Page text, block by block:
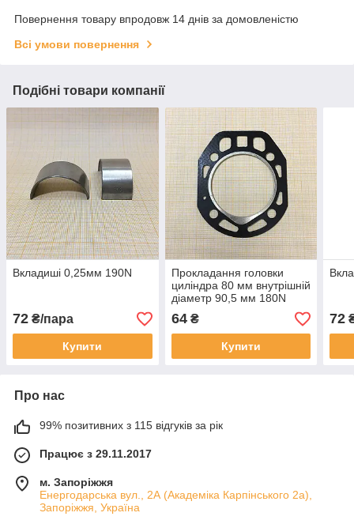
Повернення товару впродовж 14 днів за домовленістю
Всі умови повернення
Подібні товари компанії
Вкладиші 0,25мм 190N
72 ₴/пара
Купити
Прокладання головки
циліндра 80 мм внутрішній
діаметр 90,5 мм 180N
64₴
Купити
72
Про нас
99% позитивних з 115 відгуків за рік
Працює з 29.11.2017
м. Запоріжжя
Енергодарська вул., 2А (Академіка Карпінського 2а),
Запоріжжя, Україна